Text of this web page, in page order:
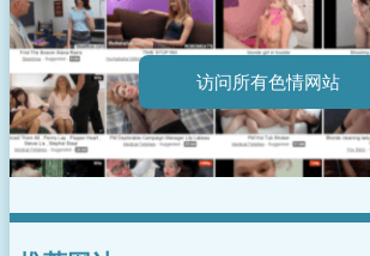
访问所有色情网站